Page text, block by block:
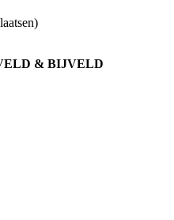
& BIJVELD